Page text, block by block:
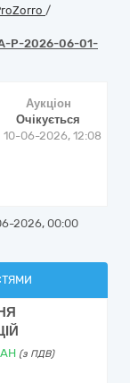
/
P-2026-06-01-
Аукціон
Очікується
10-06-2026, 12:08
2026, 00:00
(з ПДВ)